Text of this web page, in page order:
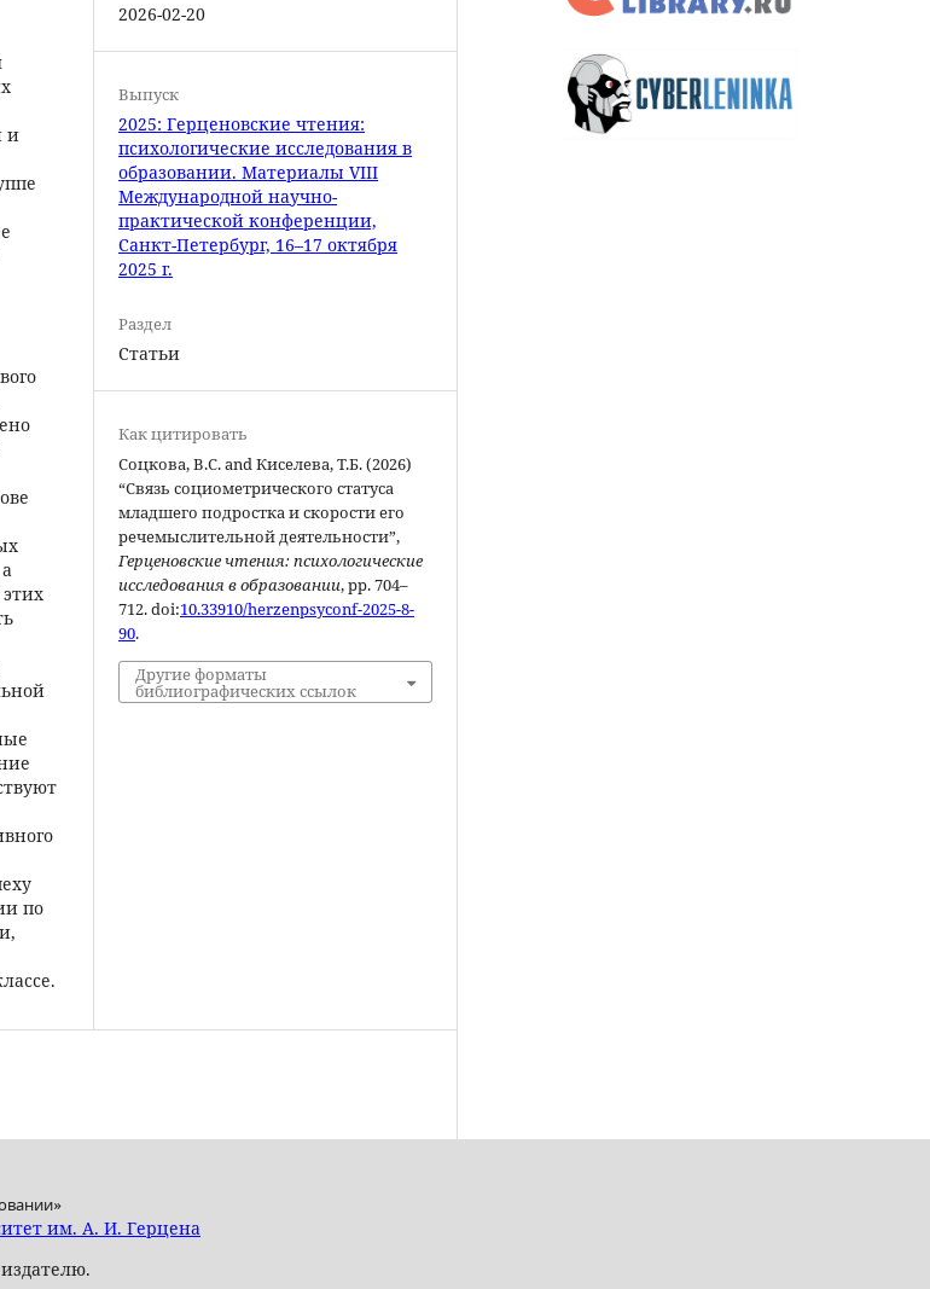
и
по
2026-02-20
Выпуск
2025: Герценовские чтения:
психологические исследования в
образовании. Материалы VIII
Международной научно-
практической конференции,
Санкт-Петербург, 16–17 октября
2025 г.
Раздел
Статьи
Как цитировать
Соцкова, В.С. and Киселева, Т.Б. (2026)
“Связь социометрического статуса
младшего подростка и скорости его
речемыслительной деятельности”,
Герценовские чтения: психологические
исследования в образовании, pp. 704–
712. doi:10.33910/herzenpsyconf-2025-8-
90.
Другие форматы
библиографических ссылок
»
им. А. И. Герцена